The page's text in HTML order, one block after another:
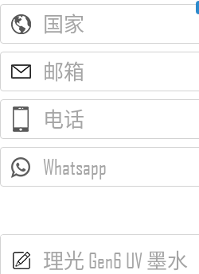
国家
邮箱
电话
Whatsapp
理光 Gen6 UV 墨水